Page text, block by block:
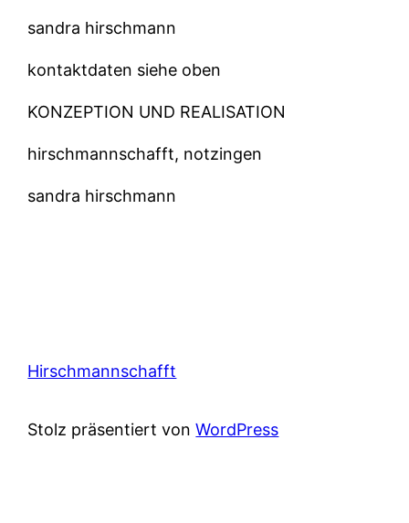
sandra hirschmann
kontaktdaten siehe oben
KONZEPTION UND REALISATION
hirschmannschafft, notzingen
sandra hirschmann
Hirschmannschafft
Stolz präsentiert vonWordPress